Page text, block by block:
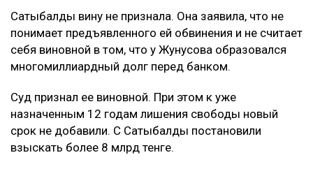
Сатыбалды вину не признала. Она заявила, что не
понимает предъявленного ей обвинения и не считает
себя виновной в том, что у Жунусова образовался
многомиллиардный долг перед банком.
Суд признал ее виновной. При этом к уже
назначенным 12 годам лишения свободы новый
срок не добавили. С Сатыбалды постановили
взыскать более 8 млрд тенге.